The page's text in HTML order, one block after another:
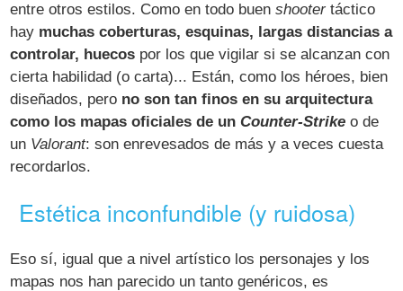
entre otros estilos. Como en todo buenshootertáctico
hay muchas coberturas, esquinas, largas distancias a
controlar, huecos por los que vigilar si se alcanzan con
cierta habilidad (o carta)... Están, como los héroes, bien
diseñados, pero no son tan finos en su arquitectura
como los mapas oficiales de unCounter-Strike o de
un Valorant: son enrevesados de más y a veces cuesta
recordarlos.
Estética inconfundible (y ruidosa)
Eso sí, igual que a nivel artístico los personajes y los
mapas nos han parecido un tanto genéricos, es